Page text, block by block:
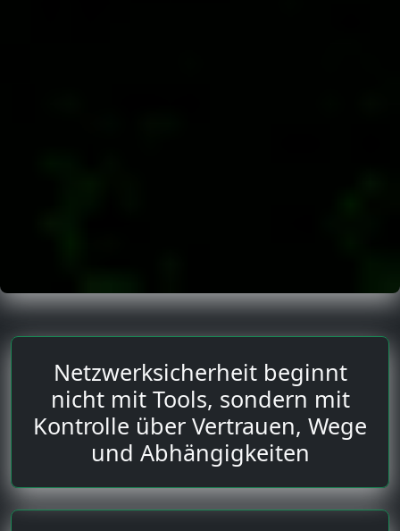
Netzwerksicherheit beginnt
nicht mit Tools, sondern mit
Kontrolle über Vertrauen, Wege
und Abhängigkeiten